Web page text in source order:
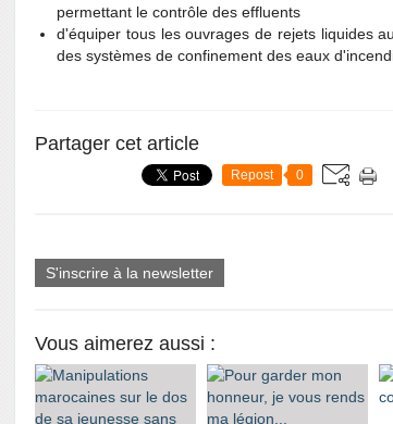
permettant le contrôle des effluents
d'équiper tous les ouvrages de rejets liquides
des systèmes de confinement des eaux
Partager cet article
Repost 0
S'inscrire à la newsletter
Vous aimerez aussi :